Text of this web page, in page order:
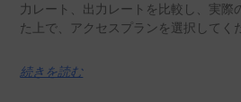
力レート、出力レートを比較し、実際
た上で、アクセスプランを選択してく
続きを読む